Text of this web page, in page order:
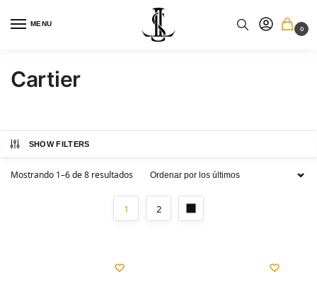
MENU
0
Cartier
SHOW FILTERS
Mostrando 1–6 de 8 resultados
1 2